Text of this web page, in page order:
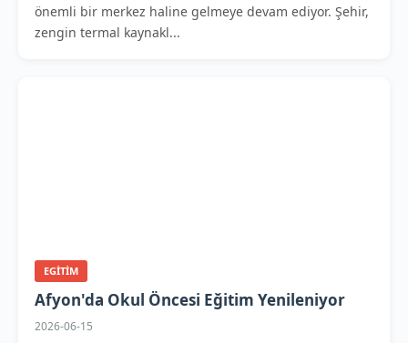
önemli bir merkez haline gelmeye devam ediyor. Şehir,
zengin termal kaynakl...
EGITIM
Afyon'da Okul Öncesi Eğitim Yenileniyor
2026-06-15